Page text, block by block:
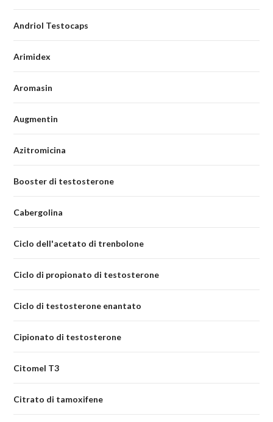
Andriol Testocaps
Arimidex
Aromasin
Augmentin
Azitromicina
Booster di testosterone
Cabergolina
Ciclo dell'acetato di trenbolone
Ciclo di propionato di testosterone
Ciclo di testosterone enantato
Cipionato di testosterone
Citomel T3
Citrato di tamoxifene